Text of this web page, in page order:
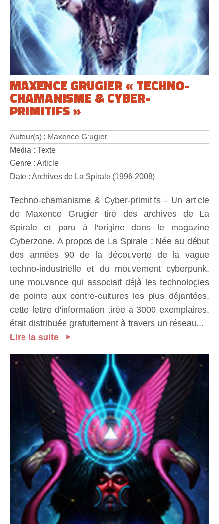
MAXENCE GRUGIER « TECHNO-
CHAMANISME & CYBER-
PRIMITIFS »
Auteur(s) : Maxence Grugier
Media : Texte
Genre : Article
Date : Archives de La Spirale (1996-2008)
Techno-chamanisme & Cyber-primitifs - Un article
de Maxence Grugier tiré des archives de La
Spirale et paru à l'origine dans le magazine
Cyberzone. A propos de La Spirale : Née au début
des années 90 de la découverte de la vague
techno-industrielle et du mouvement cyberpunk,
une mouvance qui associait déjà les technologies
de pointe aux contre-cultures les plus déjantées,
cette lettre d'information tirée à 3000 exemplaires,
était distribuée gratuitement à travers un réseau...
Lire la suite